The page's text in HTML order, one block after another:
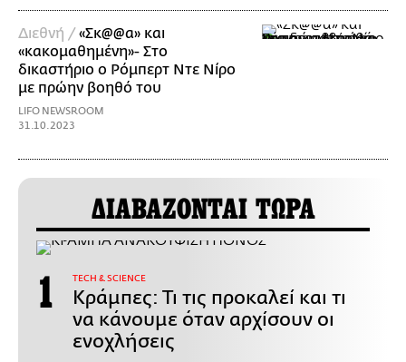
Διεθνή / «Σκ@@α» και
«κακομαθημένη»- Στο
δικαστήριο ο Ρόμπερτ Ντε Νίρο
με πρώην βοηθό του
LIFO NEWSROOM
31.10.2023
ΔΙΑΒΑΖΟΝΤΑΙ ΤΩΡΑ
ΤECH & SCIENCE
Κράμπες: Τι τις προκαλεί και τι
να κάνουμε όταν αρχίσουν οι
ενοχλήσεις